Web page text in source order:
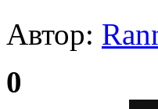
Автор:
0